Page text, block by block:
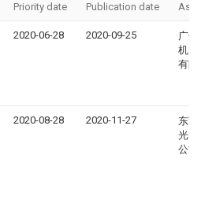
Priority date Publication date
2020-06-28 2020-09-25
广州
机电
有限
2020-08-28 2020-11-27
东莞
光电
公司